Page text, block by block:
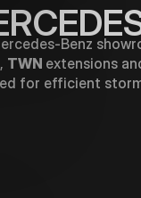
Benz
TWN extensions
for efficient